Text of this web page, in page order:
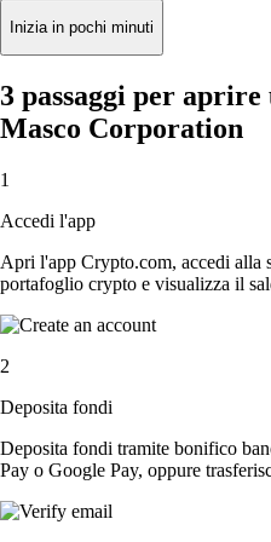
Inizia in pochi minuti
3 passaggi per
Masco Corporation
1
Accedi l'app
Apri l'app Crypto.com, accedi alla
portafoglio crypto e visualizza il
2
Deposita fondi
Deposita fondi tramite bonifico
Pay o Google Pay, oppure